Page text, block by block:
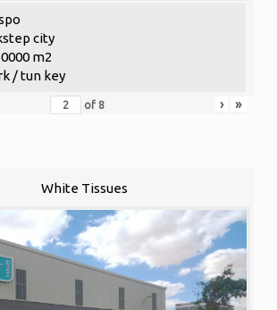
city
m2
/ tun key
of 8 › »
White Tissues